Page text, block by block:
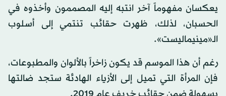
يعكسان مفهوماً آخر انتبه إليه المصممون وأخذوه في
الحسبان، لذلك، ظهرت حقائب تنتمي إلى أسلوب
الـ«مينيماليست».
رغم أن هذا الموسم قد يكون زاخراً بالألوان والمطبوعات،
فإن المرأة التي تميل إلى الأزياء الهادئة ستجد ضالتها